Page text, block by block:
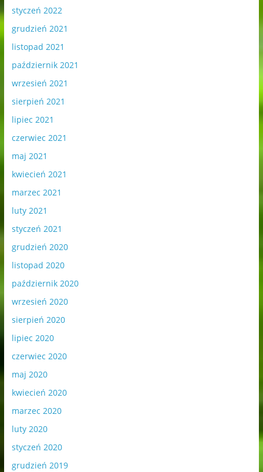
styczeń 2022
grudzień 2021
listopad 2021
październik 2021
wrzesień 2021
sierpień 2021
lipiec 2021
czerwiec 2021
maj 2021
kwiecień 2021
marzec 2021
luty 2021
styczeń 2021
grudzień 2020
listopad 2020
październik 2020
wrzesień 2020
sierpień 2020
lipiec 2020
czerwiec 2020
maj 2020
kwiecień 2020
marzec 2020
luty 2020
styczeń 2020
grudzień 2019